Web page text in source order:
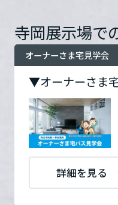
これから
多彩な動画やこだわりが詰ま
まいづくりを楽しく学べるデ
ミサワゼネラルソリューシ
ミサワオーナーズクラブ
中途採用
障がい者採用
ウエルネス事業
海外事業
寺岡展示場で
▼オーナーさま
オーナーさま宅見学会
詳細を見る
群馬県
埼玉県
千葉県
お問い合
わせ
電
営
定
ス
せ
ず
担
ょ